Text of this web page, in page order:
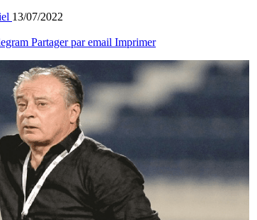
13/07/2022
Partager par email Imprimer